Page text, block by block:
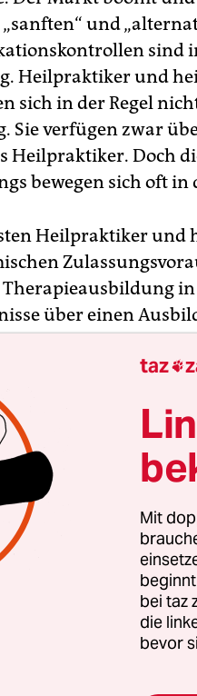
und
sind
Heilpraktiker und
sich in der Regel
Sie verfügen zwar
Heilpraktiker. Doch
bewegen sich oft in
Heilpraktiker und
über einen
noch anerkannten
„Kurse“ auf dem
von Einrichtungen
Tagesseminare,
meist mit
beeindruckender
Beratender
und
einzigen
Verfahren zu
Heilpraktikerschule
taz 
Mit
bei taz
die
bevor